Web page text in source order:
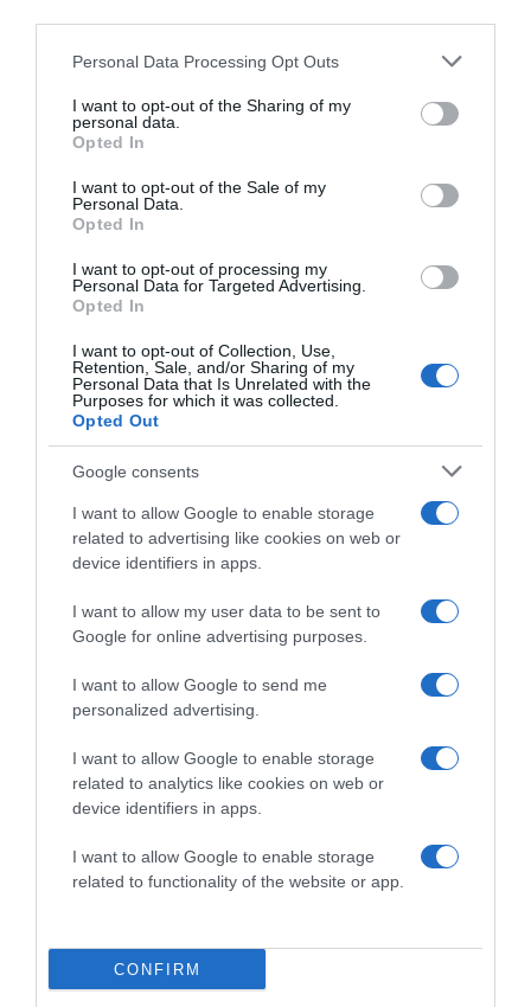
Please note that this website/app uses one or more Google
not limited to your visit or usage behaviour. You may click to
grant or deny consent to Google and its third-party tags to
use your data for below specified purposes in below Google
consent section.
Personal Data Processing Opt Outs
I want to opt-out of the Sharing of my
personal data.
Opted In
I want to opt-out of the Sale of my
Personal Data.
Opted In
I want to opt-out of processing my
Personal Data for Targeted Advertising.
Opted In
I want to opt-out of Collection, Use,
Retention, Sale, and/or Sharing of my
Personal Data that Is Unrelated with the
Purposes for which it was collected.
Opted Out
Google consents
I want to allow Google to enable storage
related to advertising like cookies on web or
device identifiers in apps.
I want to allow my user data to be sent to
Google for online advertising purposes.
I want to allow Google to send me
personalized advertising.
I want to allow Google to enable storage
related to analytics like cookies on web or
device identifiers in apps.
I want to allow Google to enable storage
related to functionality of the website or app.
CONFIRM
Megosztás: Facebook Twitter Pinterest
Címkék: Wolf Kati
Korábbi bejegyzések
HASONLÓ BEJEGYZÉSEK
2026-08-08.